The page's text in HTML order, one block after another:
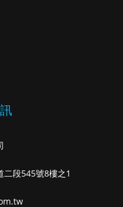
二段545號8樓之1